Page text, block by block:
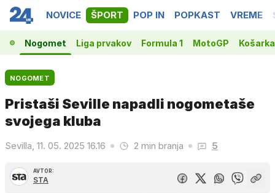
NOVICE ŠPORT POP IN POPKAST VREME
Nogomet Liga prvakov Formula 1 MotoGP Košarka
NOGOMET
Pristaši Seville napadli nogometaše
svojega kluba
Sevilla, 11. 05. 2025 16.16 2 min branja 5
AVTOR:
STA